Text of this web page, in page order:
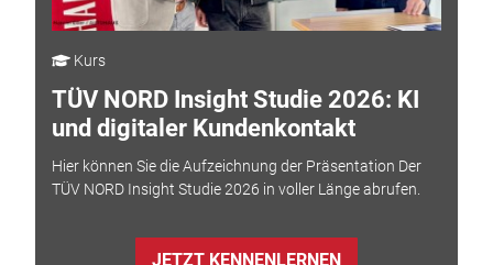
Kurs
TÜV NORD Insight Studie 2026: KI
und digitaler Kundenkontakt
Hier können Sie die Aufzeichnung der Präsentation Der
TÜV NORD Insight Studie 2026 in voller Länge abrufen.
JETZT KENNENLERNEN